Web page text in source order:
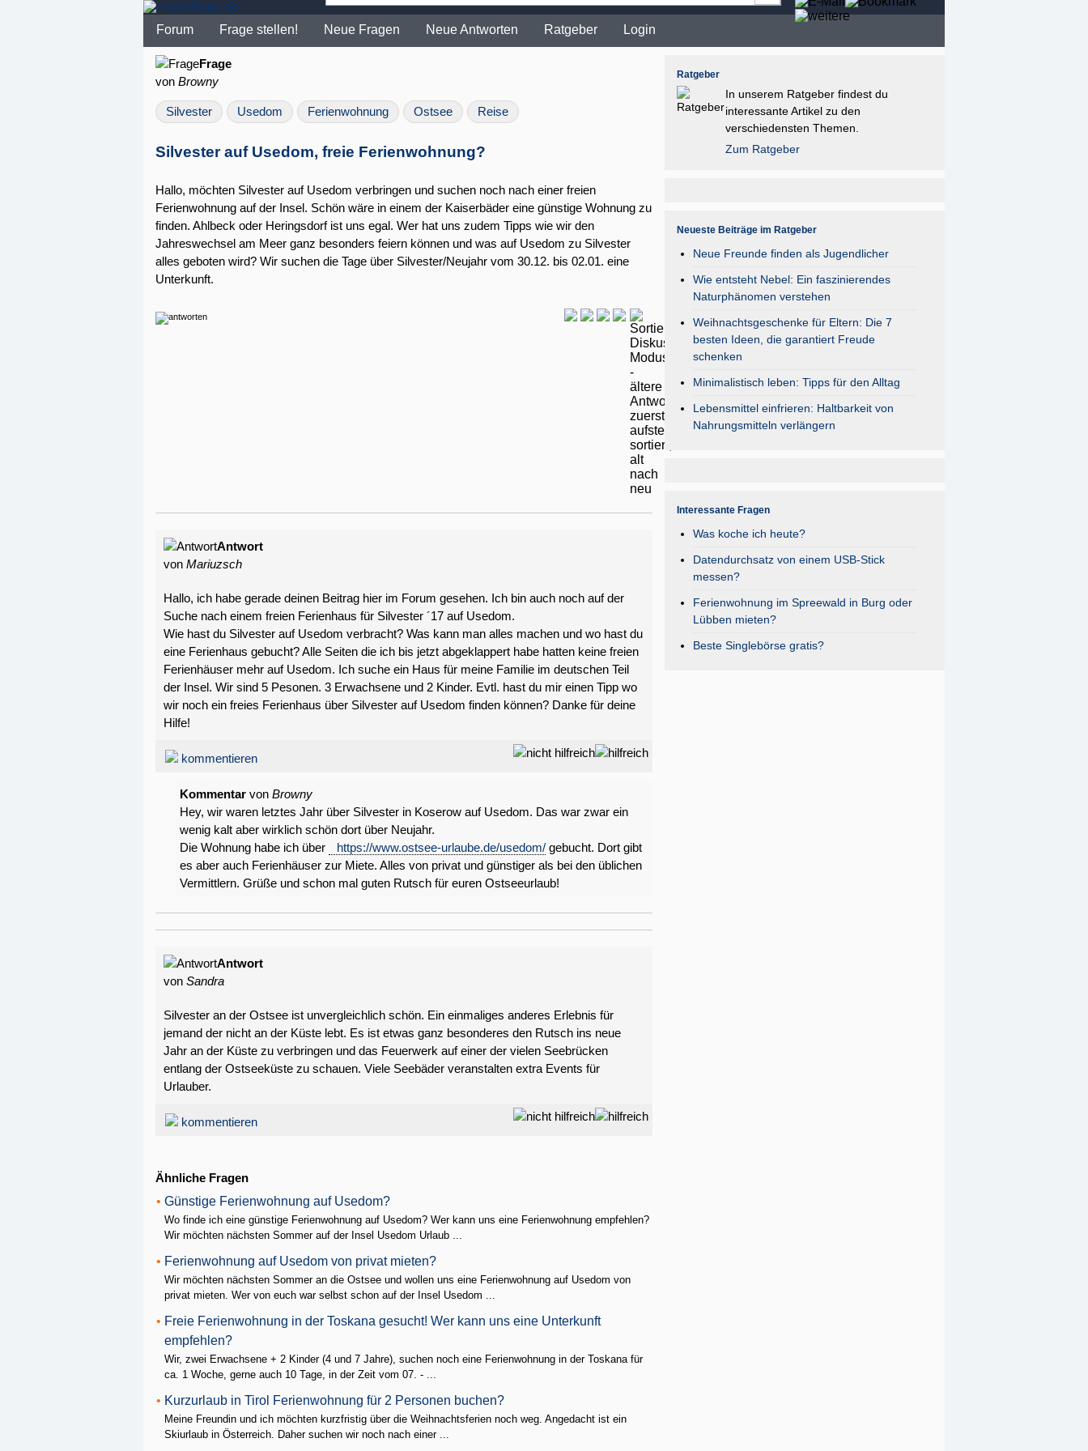
Forum Frage stellen! Neue Fragen Neue Antworten Ratgeber Login
Frage
von Browny
Silvester Usedom Ferienwohnung Ostsee Reise
Silvester auf Usedom, freie Ferienwohnung?
Hallo, möchten Silvester auf Usedom verbringen und suchen noch nach einer freien
Ferienwohnung auf der Insel. Schön wäre in einem der Kaiserbäder eine günstige Wohnung zu
finden. Ahlbeck oder Heringsdorf ist uns egal. Wer hat uns zudem Tipps wie wir den
Jahreswechsel am Meer ganz besonders feiern können und was auf Usedom zu Silvester
alles geboten wird? Wir suchen die Tage über Silvester/Neujahr vom 30.12. bis 02.01. eine
Unterkunft.
Antwort
von Mariuzsch
Hallo, ich habe gerade deinen Beitrag hier im Forum gesehen. Ich bin auch noch auf der
Suche nach einem freien Ferienhaus für Silvester ´17 auf Usedom.
Wie hast du Silvester auf Usedom verbracht? Was kann man alles machen und wo hast du
eine Ferienhaus gebucht? Alle Seiten die ich bis jetzt abgeklappert habe hatten keine freien
Ferienhäuser mehr auf Usedom. Ich suche ein Haus für meine Familie im deutschen Teil
der Insel. Wir sind 5 Pesonen. 3 Erwachsene und 2 Kinder. Evtl. hast du mir einen Tipp wo
wir noch ein freies Ferienhaus über Silvester auf Usedom finden können? Danke für deine
Hilfe!
kommentieren
Kommentar von Browny
Hey, wir waren letztes Jahr über Silvester in Koserow auf Usedom. Das war zwar ein
wenig kalt aber wirklich schön dort über Neujahr.
Die Wohnung habe ich über
https://www.ostsee-urlaube.de/usedom/ gebucht. Dort gibt
es aber auch Ferienhäuser zur Miete. Alles von privat und günstiger als bei den üblichen
Vermittlern. Grüße und schon mal guten Rutsch für euren Ostseeurlaub!
Antwort
von Sandra
Silvester an der Ostsee ist unvergleichlich schön. Ein einmaliges anderes Erlebnis für
jemand der nicht an der Küste lebt. Es ist etwas ganz besonderes den Rutsch ins neue
Jahr an der Küste zu verbringen und das Feuerwerk auf einer der vielen Seebrücken
entlang der Ostseeküste zu schauen. Viele Seebäder veranstalten extra Events für
Urlauber.
kommentieren
Ähnliche Fragen
• Günstige Ferienwohnung auf Usedom?
Wo finde ich eine günstige Ferienwohnung auf Usedom? Wer kann uns eine Ferienwohnung empfehlen?
Wir möchten nächsten Sommer auf der Insel Usedom Urlaub ...
• Ferienwohnung auf Usedom von privat mieten?
Wir möchten nächsten Sommer an die Ostsee und wollen uns eine Ferienwohnung auf Usedom von
privat mieten. Wer von euch war selbst schon auf der Insel Usedom ...
• Freie Ferienwohnung in der Toskana gesucht! Wer kann uns eine Unterkunft
empfehlen?
Wir, zwei Erwachsene + 2 Kinder (4 und 7 Jahre), suchen noch eine Ferienwohnung in der Toskana für
ca. 1 Woche, gerne auch 10 Tage, in der Zeit vom 07. - ...
• Kurzurlaub in Tirol Ferienwohnung für 2 Personen buchen?
Meine Freundin und ich möchten kurzfristig über die Weihnachtsferien noch weg. Angedacht ist ein
Skiurlaub in Österreich. Daher suchen wir noch nach einer ...
Ratgeber
In unserem Ratgeber findest du
interessante Artikel zu den
verschiedensten Themen.
Zum Ratgeber
Neueste Beiträge im Ratgeber
Neue Freunde finden als Jugendlicher
Wie entsteht Nebel: Ein faszinierendes
Naturphänomen verstehen
Weihnachtsgeschenke für Eltern: Die 7
besten Ideen, die garantiert Freude
schenken
Minimalistisch leben: Tipps für den Alltag
Lebensmittel einfrieren: Haltbarkeit von
Nahrungsmitteln verlängern
Interessante Fragen
Was koche ich heute?
Datendurchsatz von einem USB-Stick
messen?
Ferienwohnung im Spreewald in Burg oder
Lübben mieten?
Beste Singlebörse gratis?